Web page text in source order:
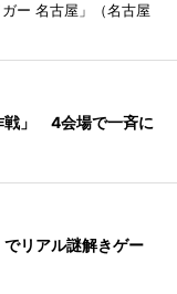
ー 名古屋」（名古屋
戦」 4会場で一斉に
リアル謎解きゲー